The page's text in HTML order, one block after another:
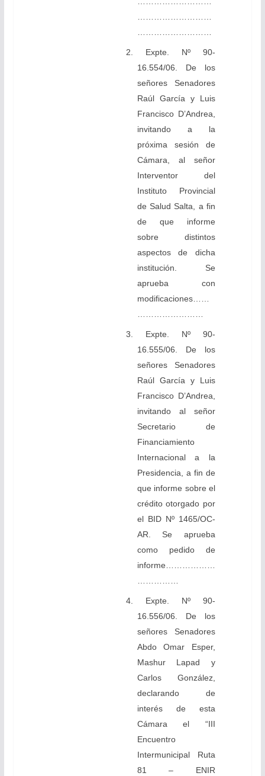
………………………
………………………
2. Expte. Nº 90-
16.554/06. De los
señores Senadores
Raúl García y Luis
Francisco D’Andrea,
invitando a la
próxima sesión de
Cámara, al señor
Interventor del
Instituto Provincial
de Salud Salta, a fin
de que informe
sobre distintos
aspectos de dicha
institución. Se
aprueba con
modificaciones……
……………………
3. Expte. Nº 90-
16.555/06. De los
señores Senadores
Raúl García y Luis
Francisco D’Andrea,
invitando al señor
Secretario de
Financiamiento
Internacional a la
Presidencia, a fin de
que informe sobre el
crédito otorgado por
el BID Nº 1465/OC-
AR. Se aprueba
como pedido de
informe………………
……………
4. Expte. Nº 90-
16.556/06. De los
señores Senadores
Abdo Omar Esper,
Mashur Lapad y
Carlos González,
declarando de
interés de esta
Cámara el “III
Encuentro
Intermunicipal Ruta
81 – ENIR